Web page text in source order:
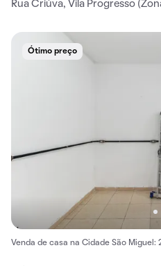
Rua Criúva, Vila Progresso
Ótimo preço
Venda de casa na Cidade São Miguel: